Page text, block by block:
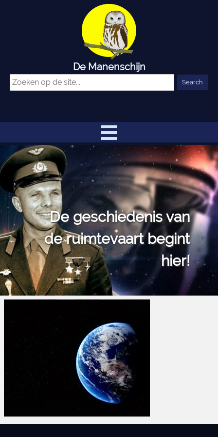
De Manenschijn
De geschiedenis van
de ruimtevaart begint
hier!